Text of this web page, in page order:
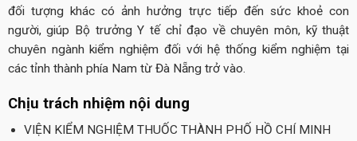
đối tượng khác có ảnh hưởng trực tiếp đến sức khoẻ con
người, giúp Bộ trưởng Y tế chỉ đạo về chuyên môn, kỹ thuật
chuyên ngành kiểm nghiệm đối với hệ thống kiểm nghiệm tại
các tỉnh thành phía Nam từ Đà Nẵng trở vào.
Chịu trách nhiệm nội dung
VIỆN KIỂM NGHIỆM THUỐC THÀNH PHỐ HỒ CHÍ MINH